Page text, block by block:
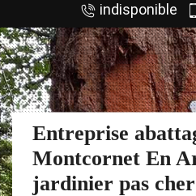
indisponible
Entreprise
Montcornet En
jardinier pas cher